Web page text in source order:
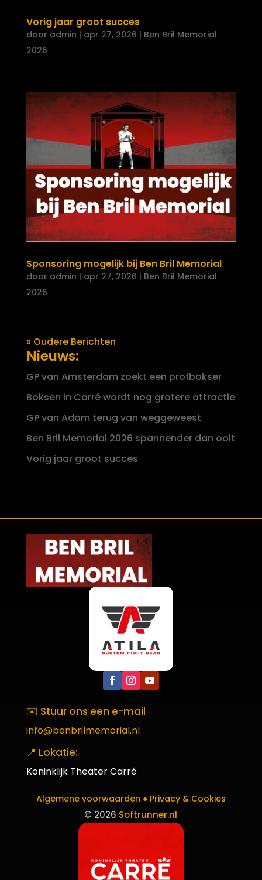
Vorig jaar groot succes
door admin | apr 27, 2026 | Ben Bril Memorial
2026
Sponsoring mogelijk bij Ben Bril Memorial
door admin | apr 27, 2026 | Ben Bril Memorial
2026
« Oudere Berichten
Nieuws:
GP van Amsterdam zoekt een profbokser
Boksen in Carré wordt nog grotere attractie
GP van Adam terug van weggeweest
Ben Bril Memorial 2026 spannender dan ooit
Vorig jaar groot succes
✉️ Stuur ons een e-mail
info@benbrilmemorial.nl
📍 Lokatie:
Koninklijk Theater Carré
Algemene voorwaarden ● Privacy & Cookies
© 2026 Softrunner.nl